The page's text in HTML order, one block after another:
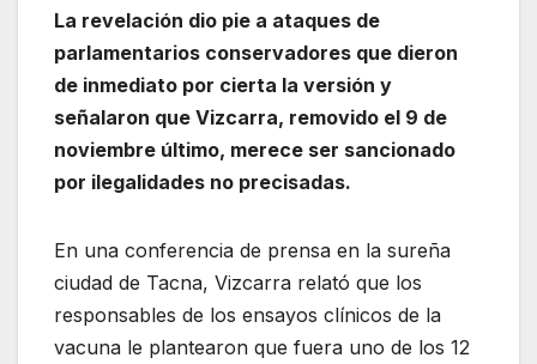
La revelación dio pie a ataques de
parlamentarios conservadores que dieron
de inmediato por cierta la versión y
señalaron que Vizcarra, removido el 9 de
noviembre último, merece ser sancionado
por ilegalidades no precisadas.
En una conferencia de prensa en la sureña
ciudad de Tacna, Vizcarra relató que los
responsables de los ensayos clínicos de la
vacuna le plantearon que fuera uno de los 12